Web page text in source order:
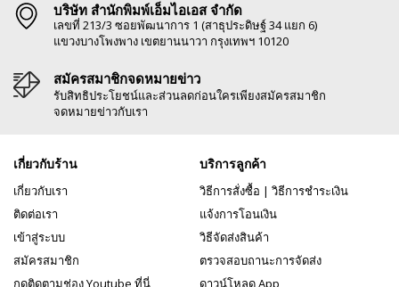
บริษัท สำนักพิมพ์เอ็มไอเอส จำกัด
เลขที่ 213/3 ซอยพัฒนาการ 1 (สาธุประดิษฐ์ 34 แยก 6)
แขวงบางโพงพาง เขตยานนาวา กรุงเทพฯ 10120
สมัครสมาชิกจดหมายข่าว
รับสิทธิประโยชน์และส่วนลดก่อนใครเพียงสมัครสมาชิก
จดหมายข่าวกับเรา
เกี่ยวกับร้าน
เกี่ยวกับเรา
ติดต่อเรา
เข้าสู่ระบบ
สมัครสมาชิก
กดติดตามช่อง Youtube ที่นี่
บริการลูกค้า
วิธีการสั่งซื้อ | วิธีการชำระเงิน
แจ้งการโอนเงิน
วิธีจัดส่งสินค้า
ตรวจสอบถานะการจัดส่ง
ดาวน์โหลด App